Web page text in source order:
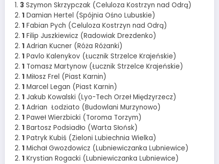
1. 3 Szymon Skrzypczak (Celuloza Kostrzyn nad Odrą)
2. 1 Damian Hertel (Spójnia Ośno Lubuskie)
2. 1 Fabian Pych (Celuloza Kostrzyn nad Odrą)
2. 1 Filip Juszkiewicz (Radowiak Drezdenko)
2. 1 Adrian Kucner (Róża Różanki)
2. 1 Pavlo Kalenykov (Łucznik Strzelce Krajeńskie)
2. 1 Tomasz Martynow (Łucznik Strzelce Krajeńskie)
2. 1 Miłosz Frel (Piast Karnin)
2. 1 Marcel Legan (Piast Karnin)
2. 1 Jakub Kowalski (Lyo-Tech Orzeł Międzyrzecz)
2. 1 Adrian Łodziato (Budowlani Murzynowo)
2. 1 Paweł Wierzbicki (Toroma Torzym)
2. 1 Bartosz Podsiadło (Warta Słońsk)
2. 1 Patryk Kubiś (Zieloni Lubiechnia Wielka)
2. 1 Michał Gwozdowicz (Lubniewiczanka Lubniewice)
2. 1 Krystian Rogacki (Lubniewiczanka Lubniewice)